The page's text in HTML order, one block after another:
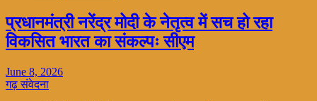
प्रधानमंत्री नरेंद्र मोदी के नेतृत्व में सच हो रहा
विकसित भारत का संकल्पः सीएम
June 8, 2026
गढ़ संवेदना